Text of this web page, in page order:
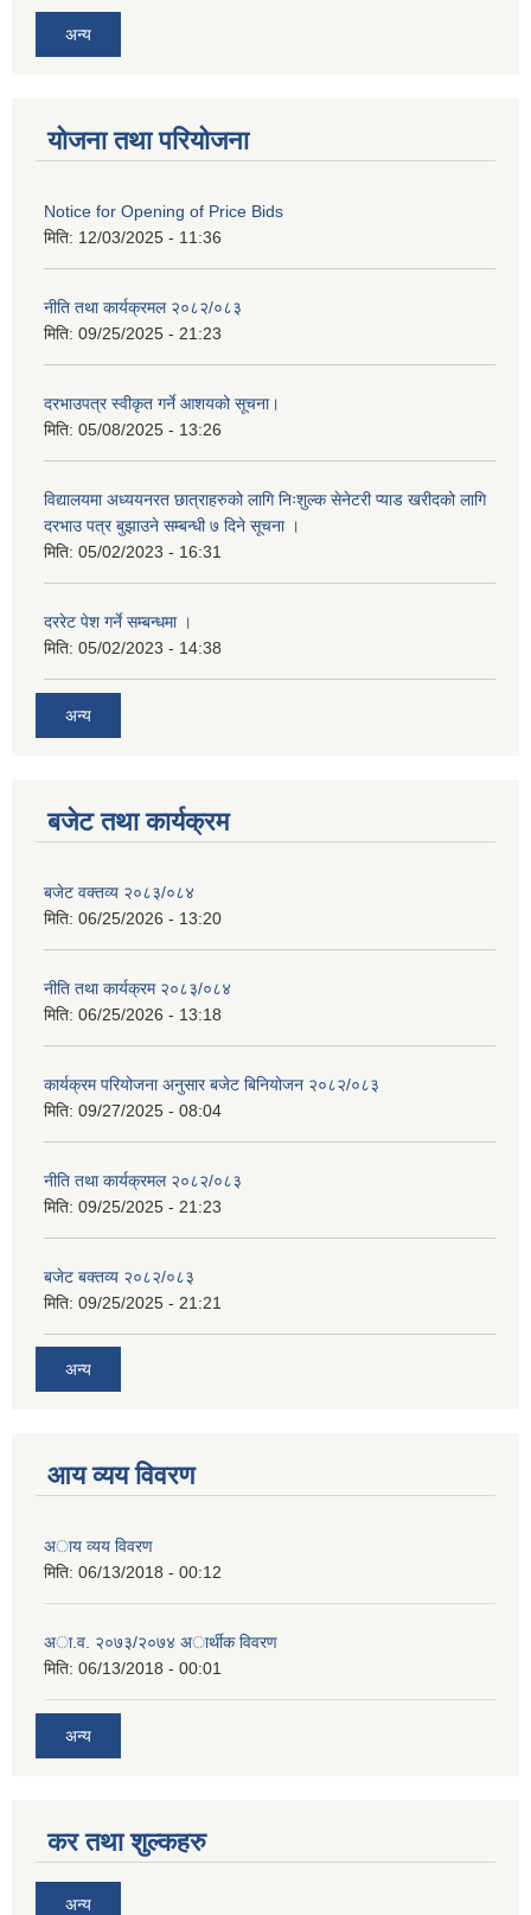
अन्य
योजना तथा परियोजना
Notice for Opening of Price Bids
मिति: 12/03/2025 - 11:36
नीति तथा कार्यक्रमल २०८२/०८३
मिति: 09/25/2025 - 21:23
दरभाउपत्र स्वीकृत गर्ने आशयको सूचना।
मिति: 05/08/2025 - 13:26
विद्यालयमा अध्ययनरत छात्राहरुको लागि निःशुल्क सेनेटरी प्याड खरीदको लागि
दरभाउ पत्र बुझाउने सम्बन्धी ७ दिने सूचना ।
मिति: 05/02/2023 - 16:31
दररेट पेश गर्ने सम्बन्धमा ।
मिति: 05/02/2023 - 14:38
अन्य
बजेट तथा कार्यक्रम
बजेट वक्तव्य २०८३/०८४
मिति: 06/25/2026 - 13:20
नीति तथा कार्यक्रम २०८३/०८४
मिति: 06/25/2026 - 13:18
कार्यक्रम परियोजना अनुसार बजेट बिनियोजन २०८२/०८३
मिति: 09/27/2025 - 08:04
नीति तथा कार्यक्रमल २०८२/०८३
मिति: 09/25/2025 - 21:23
बजेट बक्तव्य २०८२/०८३
मिति: 09/25/2025 - 21:21
अन्य
आय व्यय विवरण
अाय व्यय विवरण
मिति: 06/13/2018 - 00:12
अा.व. २०७३/२०७४ अार्थीक विवरण
मिति: 06/13/2018 - 00:01
अन्य
कर तथा शुल्कहरु
अन्य